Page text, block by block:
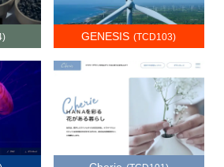
GENESIS (TCD103)